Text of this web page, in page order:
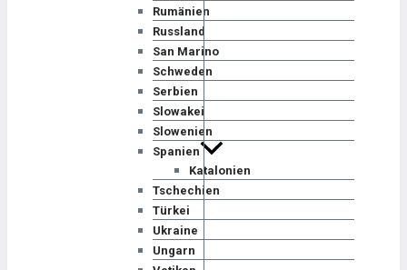
Rumänien
Russland
San Marino
Schweden
Serbien
Slowakei
Slowenien
Spanien
Katalonien
Tschechien
Türkei
Ukraine
Ungarn